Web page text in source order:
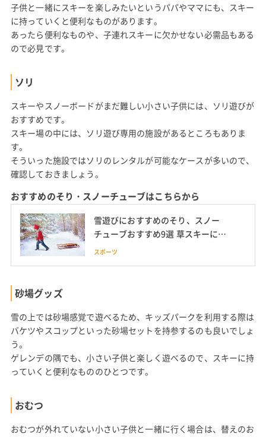
子供と一緒にスキーを楽しみたいというパパやママにも、スキー
に持っていくと便利なものがあります。
あったら便利なものや、子連れスキーに欠かせない必需品もある
ので必見です。
ソリ
スキーやスノーボードがまだ難しい小さい子供には、ソリ遊びが
おすすめです。
スキー場の中には、ソリ遊び専用の施設があるところもありま
す。
そういった施設ではソリのレンタルが可能なケースが多いので、
確認しておきましょう。
おすすめのそり・スノーチューブはこちらから
雪遊びにおすすめのそり、スノー
チューブおすすめ9選 草スキーに使
えるそりも紹介 楽天で購入可能
スポーツ
砂場グッズ
雪の上では砂場感覚で遊べるため、キッズパークを利用する際は
バケツやスコップといった砂場セットを持参するのも良いでしょ
う。
ゲレンデの隅でも、小さい子供と楽しく遊べるので、スキーに持
っていくと便利なもののひとつです。
おむつ
おむつが外れていない小さい子供と一緒に行く場合は、替えのお